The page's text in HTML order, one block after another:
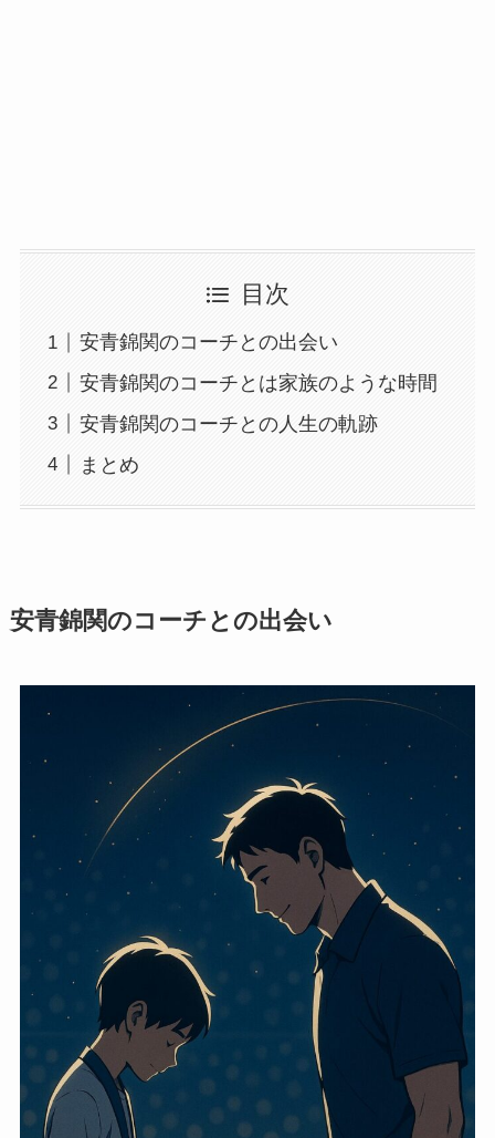
目次
安青錦関のコーチとの出会い
安青錦関のコーチとは家族のような時間
安青錦関のコーチとの人生の軌跡
まとめ
安青錦関のコーチとの出会い